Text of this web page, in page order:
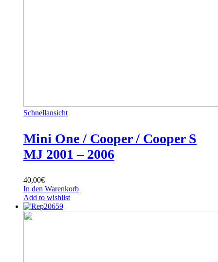
Schnellansicht
Mini One / Cooper / Cooper S
MJ 2001 – 2006
40,00€
In den Warenkorb
Add to wishlist